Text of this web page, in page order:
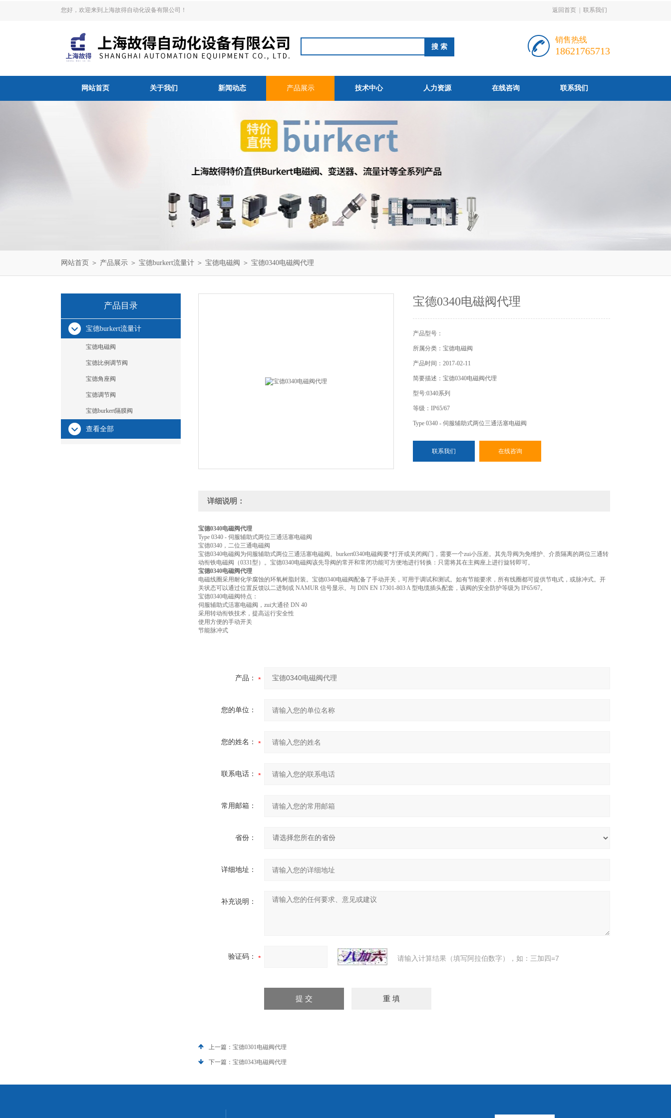
您好，欢迎来到上海故得自动化设备有限公司！ 返回首页 联系我们
销售热线
18621765713
网站首页 关于我们 新闻动态 产品展示 技术中心 人力资源 在线咨询 联系我们
网站首页 ＞ 产品展示 ＞ 宝德burkert流量计 ＞ 宝德电磁阀 ＞ 宝德0340电磁阀代理
产品目录
宝德burkert流量计
宝德电磁阀
宝德比例调节阀
宝德角座阀
宝德调节阀
宝德burkert隔膜阀
查看全部
宝德0340电磁阀代理
产品型号：
所属分类：宝德电磁阀
产品时间：2017-02-11
简要描述：宝德0340电磁阀代理
型号:0340系列
等级：IP65/67
Type 0340 - 伺服辅助式两位三通活塞电磁阀
联系我们 在线咨询
详细说明：
宝德0340电磁阀代理
Type 0340 - 伺服辅助式两位三通活塞电磁阀
宝德0340，二位三通电磁阀
宝德0340电磁阀为伺服辅助式两位三通活塞电磁阀。burkert0340电磁阀要*打开或关闭阀门，需要一个zui小压差。其先导阀为免维护、介质隔离的两位三通转
动衔铁电磁阀（0331型）。宝德0340电磁阀该先导阀的常开和常闭功能可方便地进行转换：只需将其在主阀座上进行旋转即可。
宝德0340电磁阀代理
电磁线圈采用耐化学腐蚀的环氧树脂封装。宝德0340电磁阀配备了手动开关，可用于调试和测试。如有节能要求，所有线圈都可提供节电式，或脉冲式。开
关状态可以通过位置反馈以二进制或 NAMUR 信号显示。与 DIN EN 17301-803 A 型电缆插头配套，该阀的安全防护等级为 IP65/67。
宝德0340电磁阀特点：
伺服辅助式活塞电磁阀，zui大通径 DN 40
采用转动衔铁技术，提高运行安全性
使用方便的手动开关
节能脉冲式
产品：
您的单位：
您的姓名：
联系电话：
常用邮箱：
省份：
详细地址：
补充说明：
验证码： 请输入计算结果（填写阿拉伯数字），如：三加四=7
上一篇： 宝德0301电磁阀代理
下一篇： 宝德0343电磁阀代理